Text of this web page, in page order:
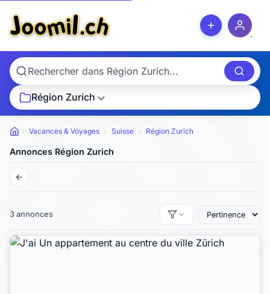
Région Zurich
Petites annonces
Vacances & Voyages Suisse Région Zurich
Annonces Région Zurich
3 annonces